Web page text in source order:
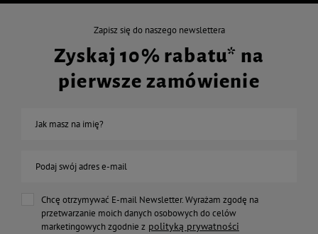
Zapisz się do naszego newslettera
Zyskaj 10% rabatu* na
pierwsze zamówienie
Jak masz na imię?
Podaj swój adres e-mail
Chcę otrzymywać E-mail Newsletter. Wyrażam zgodę na
przetwarzanie moich danych osobowych do celów
marketingowych zgodnie z polityką prywatności